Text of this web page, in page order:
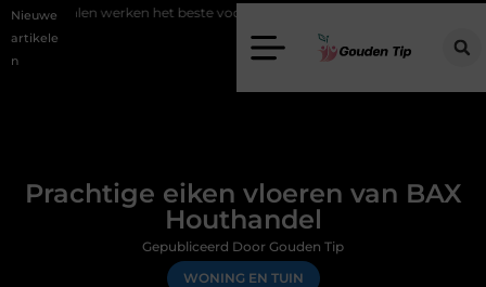
Nieuwe
artikele
n
het beste voor vastgoedmarketing?
Prachtige eiken vloeren van BAX
Houthandel
WONING EN TUIN
Gepubliceerd Door Gouden Tip